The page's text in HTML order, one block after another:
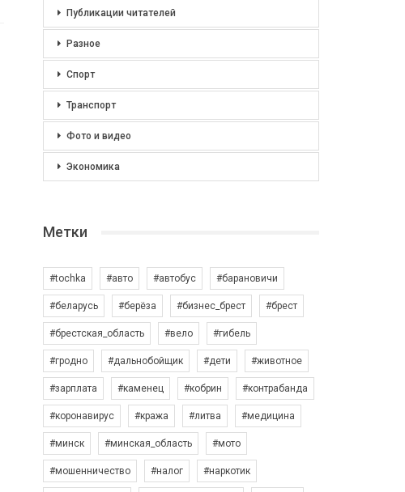
Публикации читателей
Разное
Спорт
Транспорт
Фото и видео
Экономика
Метки
#tochka #авто #автобус #барановичи
#беларусь #берёза #бизнес_брест #брест
#брестская_область #вело #гибель
#гродно #дальнобойщик #дети #животное
#зарплата #каменец #кобрин #контрабанда
#коронавирус #кража #литва #медицина
#минск #минская_область #мото
#мошенничество #налог #наркотик